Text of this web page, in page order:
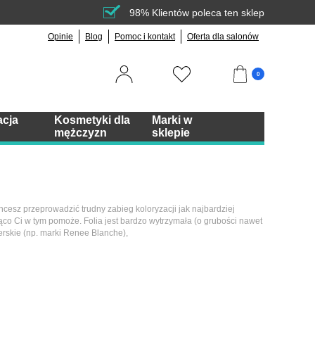
98% Klientów poleca ten sklep
Opinie Blog Pomoc i kontakt Oferta dla salonów
0
Kosmetyki dla
mężczyzn
Marki w
sklepie
przeprowadzić trudny zabieg koloryzacji jak najbardziej
Ci w tym pomoże. Folia jest bardzo wytrzymała (o grubości nawet
(np. marki Renee Blanche),